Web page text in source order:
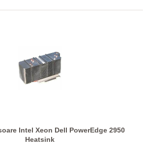
Intel Xeon Dell PowerEdge 2950
Heatsink